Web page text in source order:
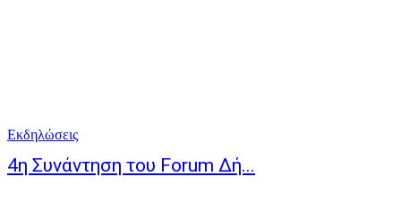
Eκδηλώσεις
4η Συνάντηση του Forum Δή...